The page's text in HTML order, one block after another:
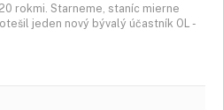
rokmi. Starneme, staníc mierne
jeden nový bývalý účastník OL -